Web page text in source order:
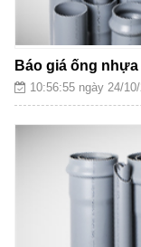
Báo giá ống
10:56:55 ngày 24/